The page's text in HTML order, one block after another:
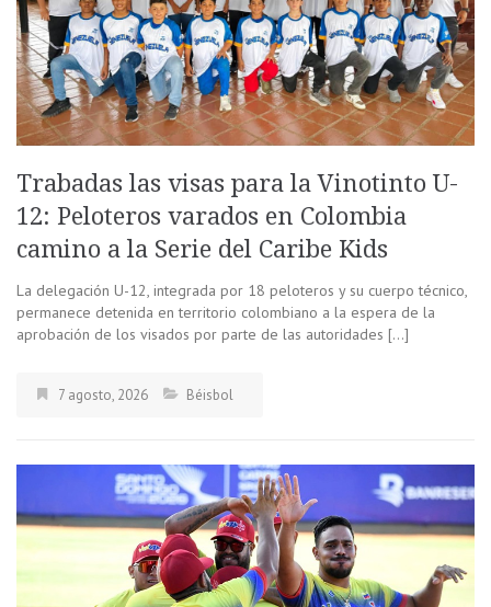
Trabadas las visas para la Vinotinto U-
12: Peloteros varados en Colombia
camino a la Serie del Caribe Kids
La delegación U-12, integrada por 18 peloteros y su cuerpo técnico,
permanece detenida en territorio colombiano a la espera de la
aprobación de los visados por parte de las autoridades […]
7 agosto, 2026 Béisbol